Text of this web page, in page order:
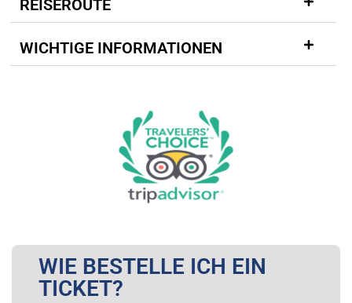
REISEROUTE
WICHTIGE INFORMATIONEN
WIE BESTELLE ICH EIN
TICKET?